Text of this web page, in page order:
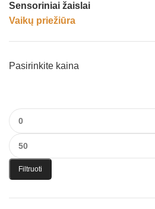
Sensoriniai žaislai
Vaikų priežiūra
Pasirinkite kaina
Filtruoti